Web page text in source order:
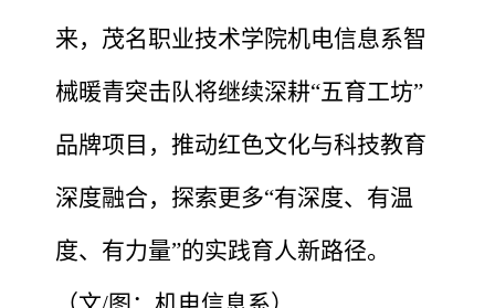
来，茂名职业技术学院机电信息系智
械暖青突击队将继续深耕“五育工坊”
品牌项目，推动红色文化与科技教育
深度融合，探索更多“有深度、有温
度、有力量”的实践育人新路径。